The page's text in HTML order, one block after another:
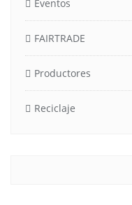
Eventos
FAIRTRADE
Productores
Reciclaje